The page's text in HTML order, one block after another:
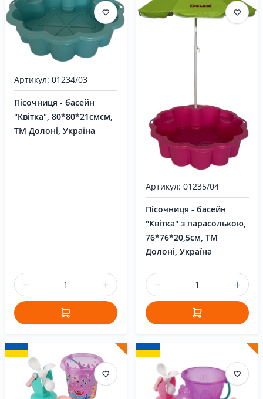
Артикул: 01234/03
Пісочниця - басейн
"Квітка", 80*80*21смсм,
ТМ Долоні, Україна
Артикул: 01235/04
Пісочниця - басейн
"Квітка" з парасолькою,
76*76*20,5см, ТМ
Долоні, Україна